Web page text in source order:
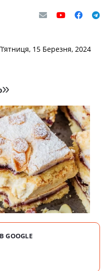
15 Березня, 2024